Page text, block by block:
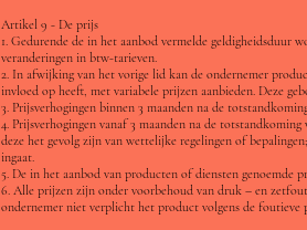
Artikel 9 - De prijs
1. Gedurende de in het aanbod vermelde geldigheidsduur
veranderingen in btw-tarieven.
2. In afwijking van het vorige lid kan de ondernemer
invloed op heeft, met variabele prijzen aanbieden. Deze
3. Prijsverhogingen binnen 3 maanden na de
4. Prijsverhogingen vanaf 3 maanden na de
deze het gevolg zijn van wettelijke regelingen of
ingaat.
5. De in het aanbod van producten of diensten genoemde
6. Alle prijzen zijn onder voorbehoud van druk – en
ondernemer niet verplicht het product volgens de foutieve